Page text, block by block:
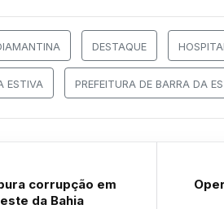
DESTAQUE
ESTIVA PREFEITURA DE BARRA DA
corrupção em
da Bahia